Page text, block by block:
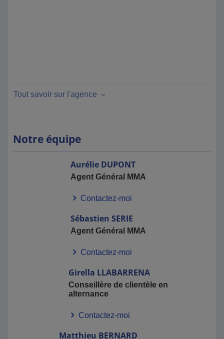
Tout savoir sur l'agence
Notre équipe
Aurélie DUPONT
Agent Général MMA
Contactez-moi
Sébastien SERIE
Agent Général MMA
Contactez-moi
Girella LLABARRENA
Conseillère de clientèle en
alternance
Contactez-moi
Matthieu BERNARD